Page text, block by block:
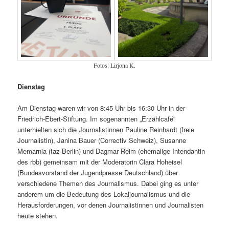
Fotos: Lirjona K.
Dienstag
Am Dienstag waren wir von 8:45 Uhr bis 16:30 Uhr in der
Friedrich-Ebert-Stiftung. Im sogenannten „Erzählcafé“
unterhielten sich die Journalistinnen Pauline Reinhardt (freie
Journalistin), Janina Bauer (Correctiv Schweiz), Susanne
Memarnia (taz Berlin) und Dagmar Reim (ehemalige Intendantin
des rbb) gemeinsam mit der Moderatorin Clara Hoheisel
(Bundesvorstand der Jugendpresse Deutschland) über
verschiedene Themen des Journalismus. Dabei ging es unter
anderem um die Bedeutung des Lokaljournalismus und die
Herausforderungen, vor denen Journalistinnen und Journalisten
heute stehen.